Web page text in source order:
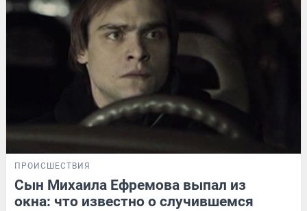
ПРОИСШЕСТВИЯ
Сын Михаила Ефремова выпал из
окна: что известно о случившемся